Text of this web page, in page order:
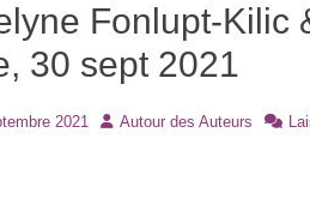
Fonlupt-Kilic
30 sept 2021
2021 Auteur
Autour des Auteurs